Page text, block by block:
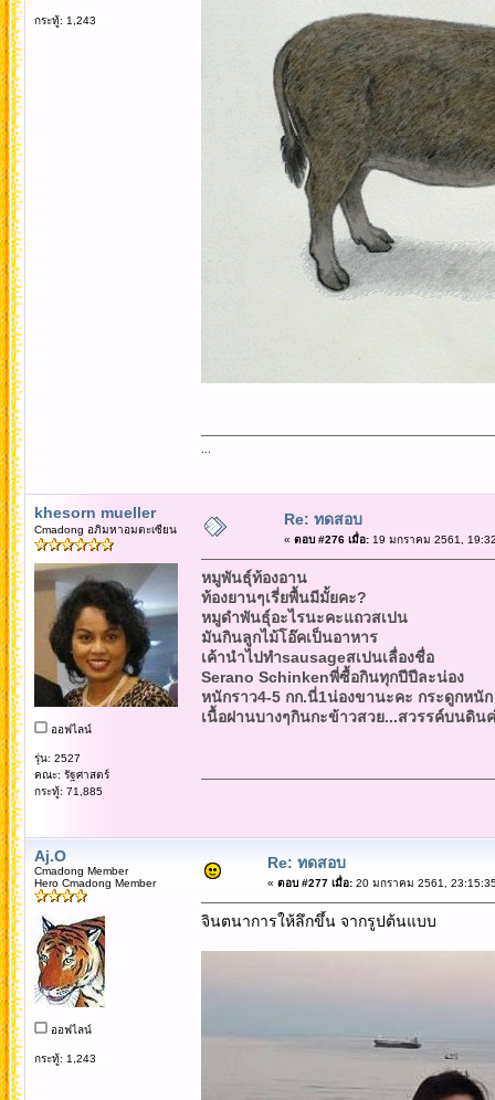
กระทู้: 1,243
khesorn mueller
Cmadong อภิมหาอมตะเซียน
ออฟไลน์
รุ่น: 2527
คณะ: รัฐศาสตร์
กระทู้: 71,885
Re: ทดสอบ
« ตอบ #276 เมื่อ:19 มกราคม 2561,
หมูพันธุ์ท้องอาน
ท้องยานๆเรี่ยพื้นมีมั้ยคะ?
หมูดำพันธุ์อะไรนะคะแถวสเปน
มันกินลูกไม้โอ๊คเป็นอาหาร
เค้านำไปทำsausageสเปนเลื่องชื่อ
Serano Schinkenพี่ซื้อกินทุกปีปีละน่อง
หนักราว4-5 กก.นี่1น่องขานะคะ กระดูกหนัก
เนื้อฝานบางๆกินกะข้าวสวย...สวรรค์บนดิน
Aj.O
Cmadong Member
Hero Cmadong Member
ออฟไลน์
กระทู้: 1,243
Re: ทดสอบ
« ตอบ #277 เมื่อ:20 มกราคม 2561,
จินตนาการให้ลึกขึ้น จากรูปต้นแบบ